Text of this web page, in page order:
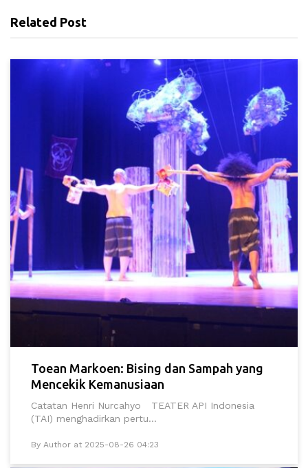
Related Post
Toean Markoen: Bising dan Sampah yang
Mencekik Kemanusiaan
Catatan Henri Nurcahyo TEATER API Indonesia
(TAI) menghadirkan pertu...
By Author at 2025-08-26 04:23